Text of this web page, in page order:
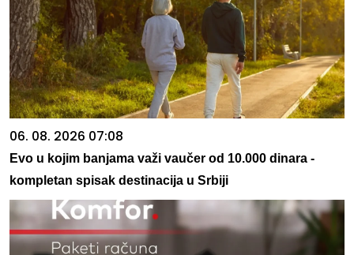
06. 08. 2026 07:08
Evo u kojim banjama važi vaučer od 10.000 dinara -
kompletan spisak destinacija u Srbiji